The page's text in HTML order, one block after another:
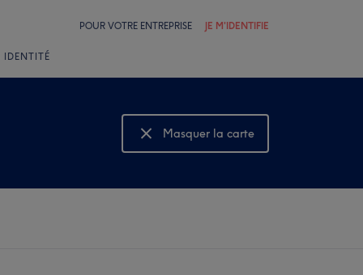
POUR VOTRE ENTREPRISE JE M'IDENTIFIE
IDENTITÉ
Masquer la carte
Montrer la carte